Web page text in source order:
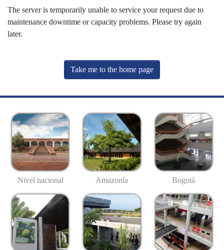
The server is temporarily unable to service your request due to
maintenance downtime or capacity problems. Please try again
later.
Take me to the home page
Nivel nacional Amazonía Bogotá